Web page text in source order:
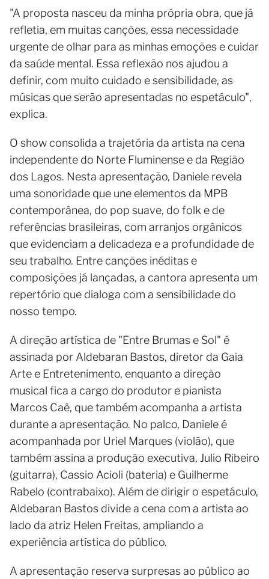
"A proposta nasceu da minha própria obra, que já
refletia, em muitas canções, essa necessidade
urgente de olhar para as minhas emoções e cuidar
da saúde mental. Essa reflexão nos ajudou a
definir, com muito cuidado e sensibilidade, as
músicas que serão apresentadas no espetáculo",
explica.
O show consolida a trajetória da artista na cena
independente do Norte Fluminense e da Região
dos Lagos. Nesta apresentação, Daniele revela
uma sonoridade que une elementos da MPB
contemporânea, do pop suave, do folk e de
referências brasileiras, com arranjos orgânicos
que evidenciam a delicadeza e a profundidade de
seu trabalho. Entre canções inéditas e
composições já lançadas, a cantora apresenta um
repertório que dialoga com a sensibilidade do
nosso tempo.
A direção artística de "Entre Brumas e Sol" é
assinada por Aldebaran Bastos, diretor da Gaia
Arte e Entretenimento, enquanto a direção
musical fica a cargo do produtor e pianista
Marcos Caê, que também acompanha a artista
durante a apresentação. No palco, Daniele é
acompanhada por Uriel Marques (violão), que
também assina a produção executiva, Julio Ribeiro
(guitarra), Cassio Acioli (bateria) e Guilherme
Rabelo (contrabaixo). Além de dirigir o espetáculo,
Aldebaran Bastos divide a cena com a artista ao
lado da atriz Helen Freitas, ampliando a
experiência artística do público.
A apresentação reserva surpresas ao público ao